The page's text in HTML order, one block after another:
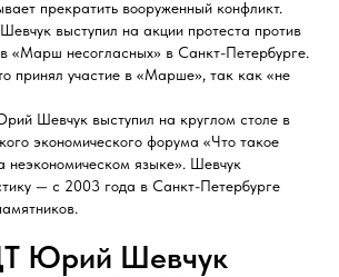
прекратить вооруженный конфликт.
выступил на акции протеста против
«Марш несогласных» в Санкт-Петербурге.
принял участие в «Марше», так как «не
Шевчук выступил на круглом столе в
экономического форума «Что такое
неэкономическом языке». Шевчук
— с 2003 года в Санкт-Петербурге
Юрий Шевчук